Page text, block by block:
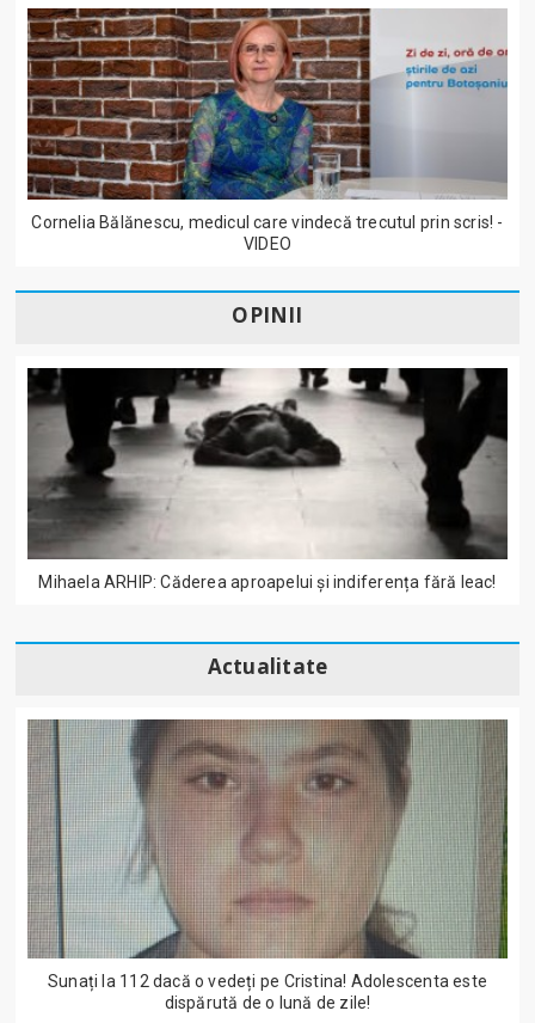
Cornelia Bălănescu, medicul care vindecă trecutul prin scris! -
VIDEO
OPINII
Mihaela ARHIP: Căderea aproapelui și indiferența fără leac!
Actualitate
Sunați la 112 dacă o vedeți pe Cristina! Adolescenta este
dispărută de o lună de zile!